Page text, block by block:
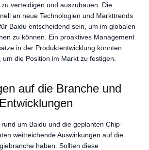
verteidigen und auszubauen. Die
an neue Technologien und Markttrends
Baidu entscheidend sein, um im globalen
zu können. Ein proaktives Management
in der Produktentwicklung könnten
die Position im Markt zu festigen.
auf die Branche und
um Baidu und die geplanten Chip-
weitreichende Auswirkungen auf die
haben. Sollten diese